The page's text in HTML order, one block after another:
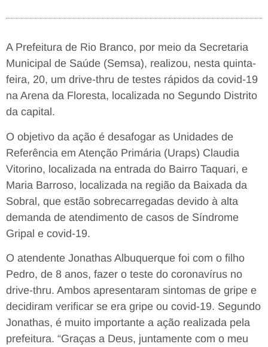
A Prefeitura de Rio Branco, por meio da Secretaria
Municipal de Saúde (Semsa), realizou, nesta quinta-
feira, 20, um drive-thru de testes rápidos da covid-19
na Arena da Floresta, localizada no Segundo Distrito
da capital.
O objetivo da ação é desafogar as Unidades de
Referência em Atenção Primária (Uraps) Claudia
Vitorino, localizada na entrada do Bairro Taquari, e
Maria Barroso, localizada na região da Baixada da
Sobral, que estão sobrecarregadas devido à alta
demanda de atendimento de casos de Síndrome
Gripal e covid-19.
O atendente Jonathas Albuquerque foi com o filho
Pedro, de 8 anos, fazer o teste do coronavírus no
drive-thru. Ambos apresentaram sintomas de gripe e
decidiram verificar se era gripe ou covid-19. Segundo
Jonathas, é muito importante a ação realizada pela
prefeitura. “Graças a Deus, juntamente com o meu